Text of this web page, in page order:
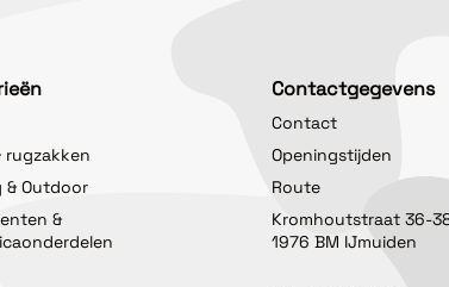
rugzakken
& Outdoor
&
Contactgegevens
Contact
Openingstijden
Route
Kromhoutstraat 36-
1976 BM IJmuiden